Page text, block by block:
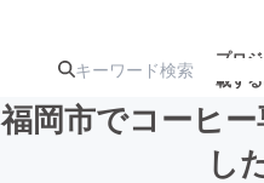
プロ
載す
福岡市でコーヒ
し